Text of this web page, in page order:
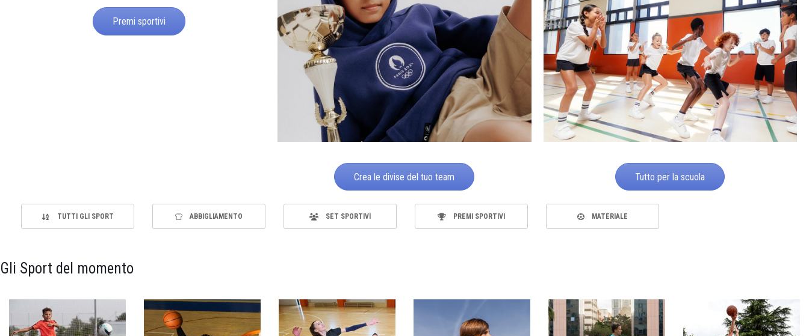
Premi sportivi
Crea le divise del tuo team Tutto per la scuola
TUTTI GLI SPORT ABBIGLIAMENTO SET SPORTIVI PREMI SPORTIVI MATERIALE
Gli Sport del momento